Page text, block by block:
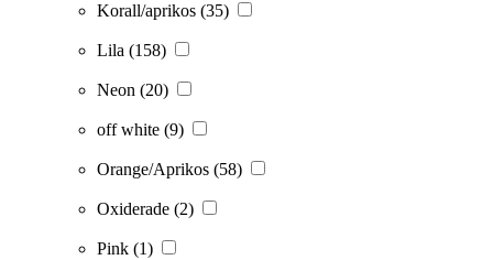
Korall/aprikos (35)
Lila (158)
Neon (20)
off white (9)
Orange/Aprikos (58)
Oxiderade (2)
Pink (1)